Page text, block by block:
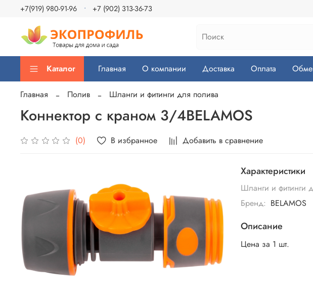
+7(919) 980-91-96 +7 (902) 313-36-73
Каталог Главная О компании Доставка Оплата
Главная Полив Шланги и фитинги для полива
Коннектор с краном 3/4BELAMOS
(0) В избранное Добавить в сравнение
Характеристики
Шланги и фитинги
Бренд: BELAMOS
Описание
Цена за 1 шт.